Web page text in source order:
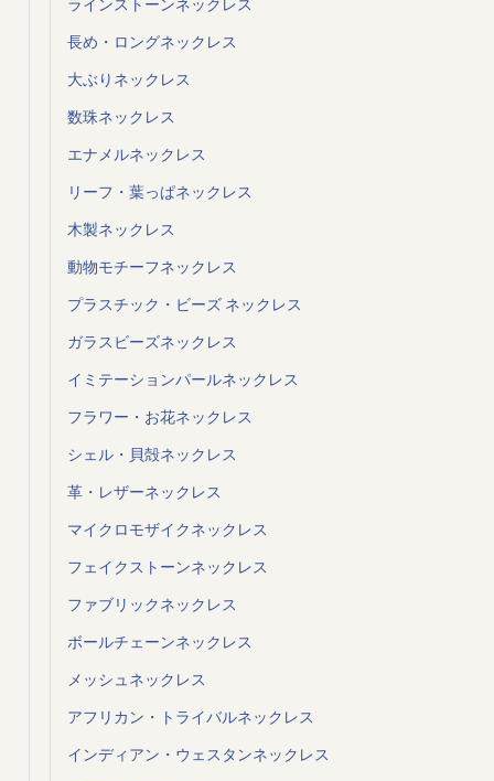
ラインストーンネックレス
長め・ロングネックレス
大ぶりネックレス
数珠ネックレス
エナメルネックレス
リーフ・葉っぱネックレス
木製ネックレス
動物モチーフネックレス
プラスチック・ビーズ ネックレス
ガラスビーズネックレス
イミテーションパールネックレス
フラワー・お花ネックレス
シェル・貝殻ネックレス
革・レザーネックレス
マイクロモザイクネックレス
フェイクストーンネックレス
ファブリックネックレス
ボールチェーンネックレス
メッシュネックレス
アフリカン・トライバルネックレス
インディアン・ウェスタンネックレス